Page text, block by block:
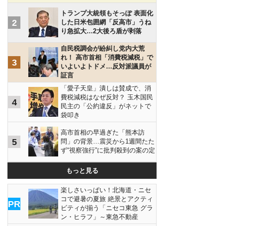
2
トランプ大統領もそっぽ 表面化
した日米包囲網「反高市」うね
り急拡大…2大後ろ盾が剥落
3
自民税調会が紛糾し党内大荒
れ！ 高市首相「消費税減税」で
いよいよトドメ…反対派議員が
証言
4
「愛子天皇」潰しは賛成で、消
費税減税はなぜ反対？ 玉木国民
民主の「公約違反」がネットで
袋叩き
5
高市首相の早過ぎた「熊本訪
問」の背景…震災から1週間たた
ず“視察強行”に批判殺到の案の定
もっと見る
PR
楽しさいっぱい！北海道・ニセ
コで避暑の夏旅 絶景とアクティ
ビティが揃う「ニセコ東急 グラ
ン・ヒラフ」～東急不動産